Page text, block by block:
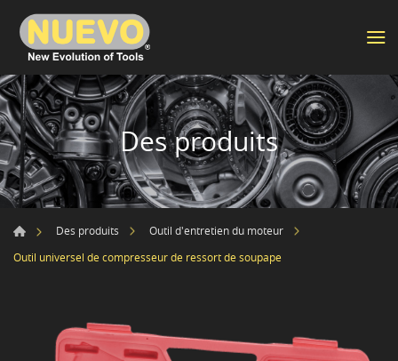
Des produits
Des produits
Outil d'entretien du moteur
Outil universel de compresseur de ressort de soupape